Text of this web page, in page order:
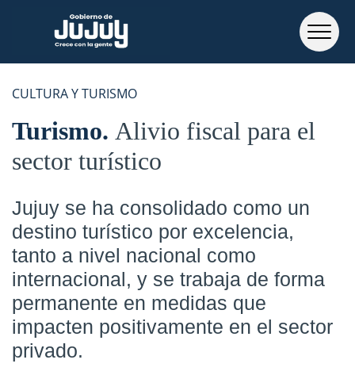
CULTURA Y TURISMO
Turismo Alivio fiscal para el
sector turístico
Jujuy se ha consolidado como un
destino turístico por excelencia,
tanto a nivel nacional como
internacional, y se trabaja de forma
permanente en medidas que
impacten positivamente en el sector
privado.